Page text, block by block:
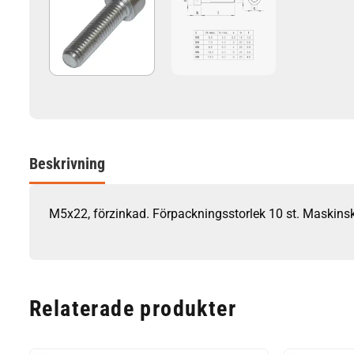
Beskrivning
M5x22, förzinkad. Förpackningsstorlek 10 st.
Relaterade produkter